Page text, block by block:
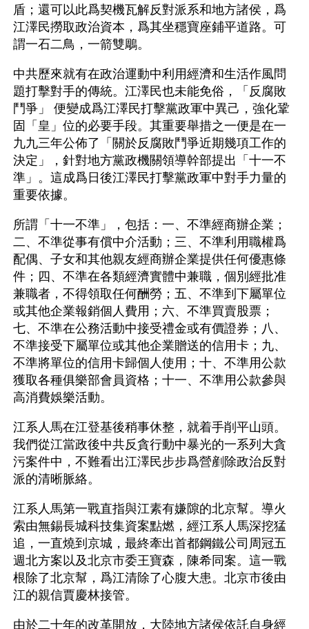
盾；還可以此爲契機瓦解反對派系和地方諸侯，爲
江澤民撈取政治資本，爲其坐穩寶座鋪平道路。可
謂一石二鳥，一箭雙鵰。
中共歷來就有在政治運動中利用經濟和生活作風問
題打擊對手的傳統。江澤民也未能免俗，「反腐敗
鬥爭」 便變成爲江澤民打擊黨政軍中異己，強化鞏
固「皇」位的必要手段。其重要舉措之一便是在一
九九三年公佈了「關於反腐敗鬥爭近期幾項工作的
決定」，針對地方黨政機關領導幹部提出「十一不
準」。這成爲日後江澤民打擊黨政軍中對手力量的
重要依據。
所謂「十一不準」，包括：一、不準經商辦企業；
二、不準從事有償中介活動；三、不準利用職權爲
配偶、子女和其他親友經商辦企業提供任何優惠條
件；四、不準在各類經濟實體中兼職，個別經批准
兼職者，不得領取任何酬勞；五、不準到下屬單位
或其他企業報銷個人費用；六、不準買賣股票；
七、不準在公務活動中接受禮金或有價證券；八、
不準接受下屬單位或其他企業贈送的信用卡；九、
不準將單位的信用卡歸個人使用；十、不準用公款
獲取各種俱樂部會員資格；十一、不準用公款參與
高消費娛樂活動。
江系人馬在江登基後稍事休整，就着手削平山頭。
我們從江當政後中共反貪行動中暴光的一系列大貪
污案件中，不難看出江澤民步步爲營剷除政治反對
派的清晰脈絡。
江系人馬第一戰直指與江素有嫌隙的北京幫。導火
索由無錫長城科技集資案點燃，經江系人馬深挖猛
追，一直燒到京城，最終牽出首都鋼鐵公司周冠五
週北方案以及北京市委王寶森，陳希同案。這一戰
根除了北京幫，爲江清除了心腹大患。北京市後由
江的親信賈慶林接管。
由於二十年的改革開放，大陸地方諸侯依託自身經